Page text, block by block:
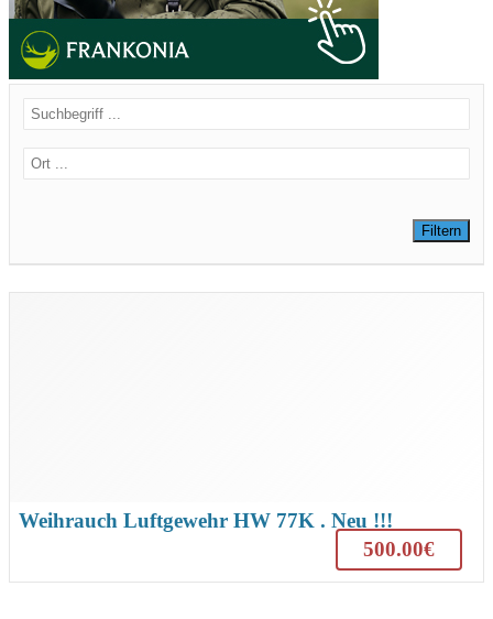
Weihrauch Luftgewehr HW 77K . Neu !!!
500.00€